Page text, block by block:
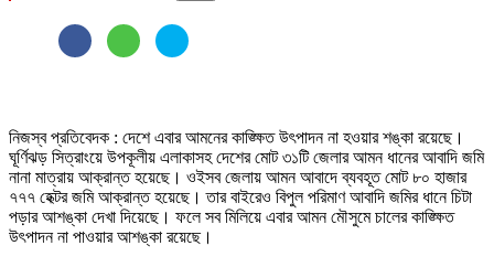
নিজস্ব প্রতিবেদক : দেশে এবার আমনের কাঙ্ক্ষিত উৎপাদন না হওয়ার শঙ্কা রয়েছে।
ঘূর্ণিঝড় সিত্রাংয়ে উপকূলীয় এলাকাসহ দেশের মোট ৩১টি জেলার আমন ধানের আবাদি জমি
নানা মাত্রায় আক্রান্ত হয়েছে। ওইসব জেলায় আমন আবাদে ব্যবহূত মোট ৮০ হাজার
৭৭৭ হেক্টর জমি আক্রান্ত হয়েছে। তার বাইরেও বিপুল পরিমাণ আবাদি জমির ধানে চিটা
পড়ার আশঙ্কা দেখা দিয়েছে। ফলে সব মিলিয়ে এবার আমন মৌসুমে চালের কাঙ্ক্ষিত
উৎপাদন না পাওয়ার আশঙ্কা রয়েছে।